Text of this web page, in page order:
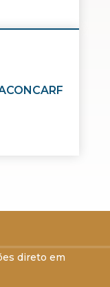
direto em